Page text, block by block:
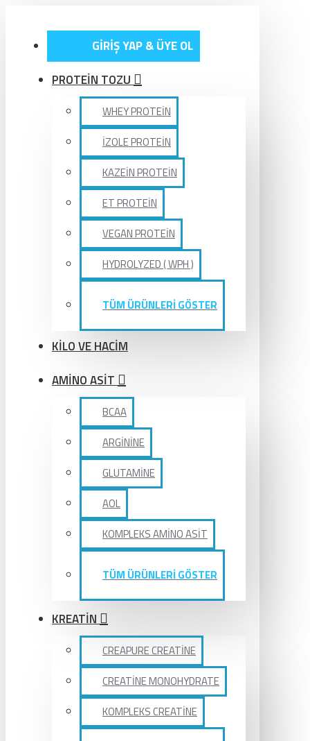
GİRİŞ YAP & ÜYE OL
PROTEİN TOZU
WHEY PROTEİN
İZOLE PROTEİN
KAZEİN PROTEİN
ET PROTEİN
VEGAN PROTEİN
HYDROLYZED ( WPH )
TÜM ÜRÜNLERİ GÖSTER
KİLO VE HACİM
AMİNO ASİT
BCAA
ARGİNİNE
GLUTAMİNE
AOL
KOMPLEKS AMİNO ASİT
TÜM ÜRÜNLERİ GÖSTER
KREATİN
CREAPURE CREATİNE
CREATİNE MONOHYDRATE
KOMPLEKS CREATİNE